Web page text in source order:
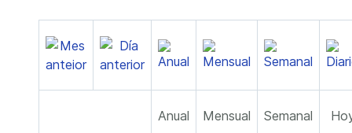
Anual Mensual Semanal